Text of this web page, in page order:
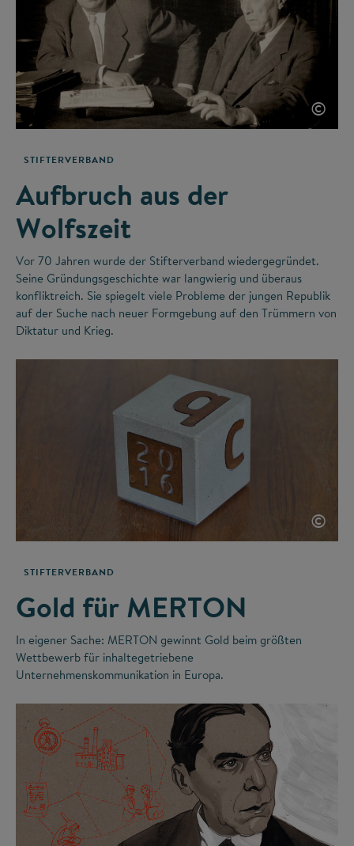
©
STIFTERVERBAND
Aufbruch aus der
Wolfszeit
Vor 70 Jahren wurde der Stifterverband wiedergegründet.
Seine Gründungsgeschichte war langwierig und überaus
konfliktreich. Sie spiegelt viele Probleme der jungen Republik
auf der Suche nach neuer Formgebung auf den Trümmern von
Diktatur und Krieg.
©
STIFTERVERBAND
Gold für MERTON
In eigener Sache: MERTON gewinnt Gold beim größten
Wettbewerb für inhaltegetriebene
Unternehmenskommunikation in Europa.